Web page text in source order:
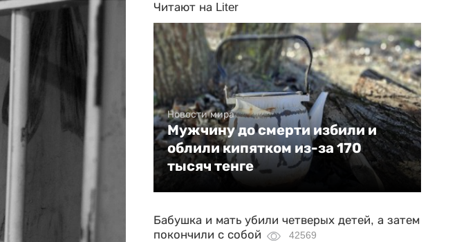
Читают на Liter
Новости мира
Мужчину до смерти избили и
облили кипятком из-за 170
тысяч тенге
Бабушка и мать убили четверых детей, а затем
покончили с собой
42569